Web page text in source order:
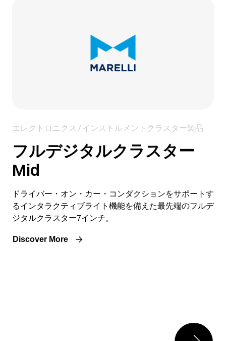
エレクトロニクス / インストルメントクラスター製品
フルデジタルクラスター
Mid
ドライバー・オン・カー・コンダクションをサポートす
るインタラクティブライト機能を備えた最先端のフルデ
ジタルクラスター7インチ。
Discover More